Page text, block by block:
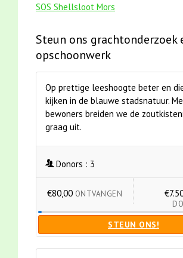
SOS Shellsloot Mors
Steun ons grachtonderzoek
opschoonwerk
Op prettige leeshoogte beter en
kijken in de blauwe stadsnatuur.
bewoners breiden we de
graag uit.
Donors : 3
€80,00 ONTVANGEN
STEUN ONS!